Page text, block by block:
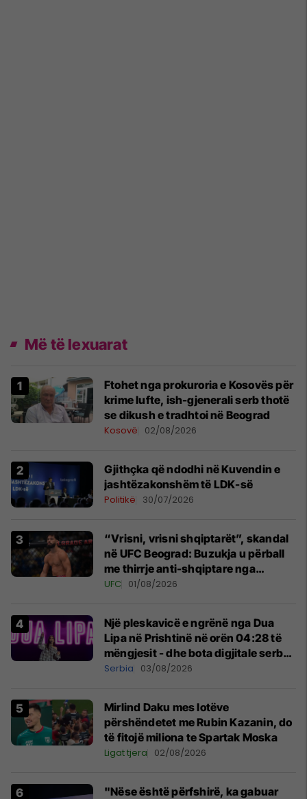
Më të lexuarat
Ftohet nga prokuroria e Kosovës për
krime lufte, ish-gjenerali serb thotë
se dikush e tradhtoi në Beograd
Kosovë 02/08/2026
Gjithçka që ndodhi në Kuvendin e
jashtëzakonshëm të LDK-së
Politikë 30/07/2026
“Vrisni, vrisni shqiptarët”, skandal
në UFC Beograd: Buzukja u përball
me thirrje anti-shqiptare nga
tribunat
UFC 01/08/2026
Një pleskavicë e ngrënë nga Dua
Lipa në Prishtinë në orën 04:28 të
mëngjesit - dhe bota digjitale serbe
shpall gjendjen e luftës
Serbia 03/08/2026
Mirlind Daku mes lotëve
përshëndetet me Rubin Kazanin, do
të fitojë miliona te Spartak Moska
Ligat tjera 02/08/2026
"Nëse është përfshirë, ka gabuar